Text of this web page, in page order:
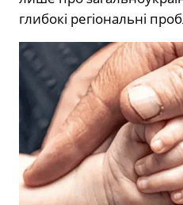
глибокі регіональні